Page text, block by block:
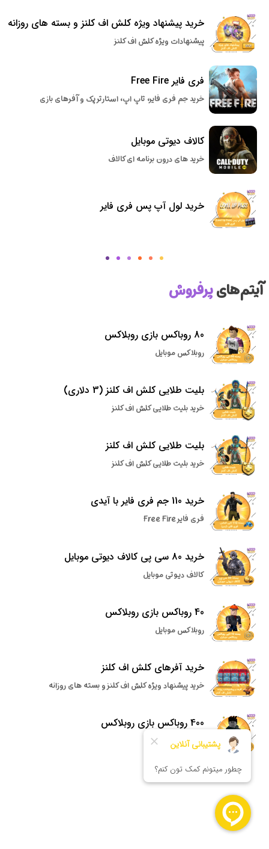
خرید پیشنهاد ویژه کلش اف کلنز و بسته های روزانه
پیشنهادات ویژه کلش اف کلنز
فری فایر Free Fire
خرید جم فری فایر، تاپ اپ، استارتر پک و آفرهای بازی
کالاف دیوتی موبایل
خرید های درون برنامه ای کالاف
خرید لول آپ پس فری فایر
آیتم‌هایپرفروش
80 روباکس بازی روبلاکس
روبلاکس موبایل
بلیت طلایی کلش اف کلنز (3 دلاری)
خرید بلیت طلایی کلش اف کلنز
بلیت طلایی کلش اف کلنز
خرید بلیت طلایی کلش اف کلنز
خرید 110 جم فری فایر با آیدی
فری فایر Free Fire
خرید 80 سی پی کالاف دیوتی موبایل
کالاف دیوتی موبایل
40 روباکس بازی روبلاکس
روبلاکس موبایل
خرید آفرهای کلش اف کلنز
خرید پیشنهاد ویژه کلش اف کلنز و بسته های روزانه
400 روباکس بازی روبلاکس
روبلاکس موبایل
سریعترین فعالسازی